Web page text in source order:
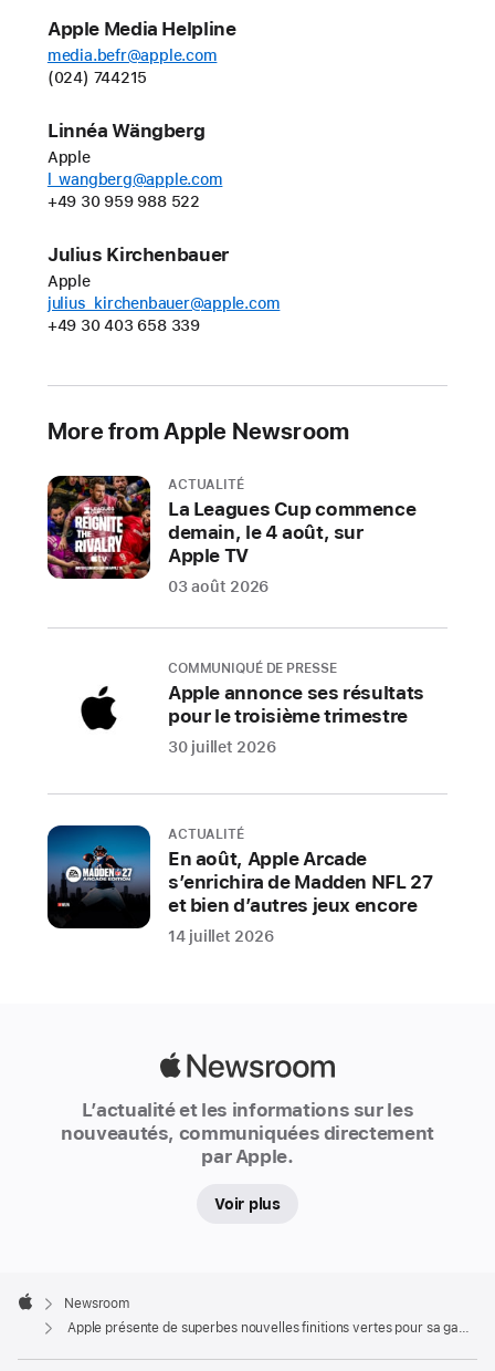
impressionnante
et
la 5G
CUPERTINO,
CALIFORNIE
Apple
annoncé
aujourd’hui
magnifiques
coloris
pour
l’iPhone 13 Pro
et
l’iPhone 13,
respectivement
alpin
et
design
élégant
et
encore
avant
Ceramic
gamme
iPhone 13
sont
Apple Media Helpline
media.befr@apple.com
(024) 744215
Linnéa Wängberg
Apple
l_wangberg@apple.com
+49 30 959 988 522
Julius Kirchenbauer
Apple
julius_kirchenbauer@apple.com
+49 30 403 658 339
More from Apple Newsroom
ACTUALITÉ
La Leagues Cup commence
demain, le 4 août, sur
Apple TV
03 août 2026
COMMUNIQUÉ DE PRESSE
Apple annonce ses résultats
pour le troisième trimestre
30 juillet 2026
ACTUALITÉ
En août, Apple Arcade
s’enrichira de Madden NFL 27
et bien d’autres jeux encore
14 juillet 2026
L’actualité et les informations sur les
nouveautés, communiquées directement
par Apple.
Voir plus
Footer

Apple
Newsroom
Apple présente de superbes nouvelles finitions vertes pour sa gamme iPhone 13